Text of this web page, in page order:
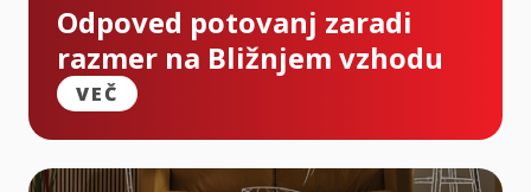
Odpoved potovanj zaradi
razmer na Bližnjem vzhodu
VEČ